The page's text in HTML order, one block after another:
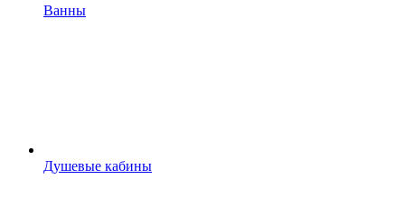
Ванны
Душевые кабины